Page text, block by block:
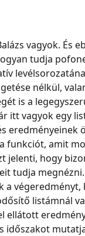
vagyok. És
tudja
nélkül,
is a
itt vagyok egy
funkciót, amit
jelenti, hogy
tudja
a
listámnál
ellátott